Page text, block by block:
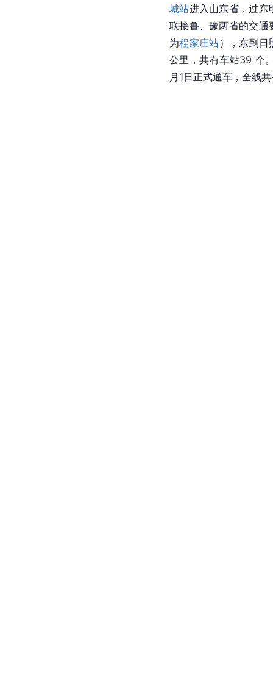
城站进入山东省，过东
联接鲁、豫两省的交通
为程家庄站），东到
公里，共有车站39 个
月1日正式通车，全线